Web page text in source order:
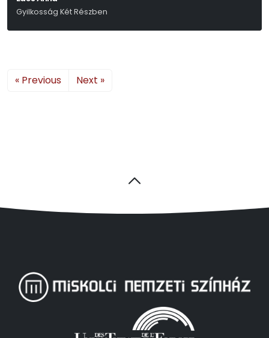
Gyilkosság Két Részben
« Previous Next »